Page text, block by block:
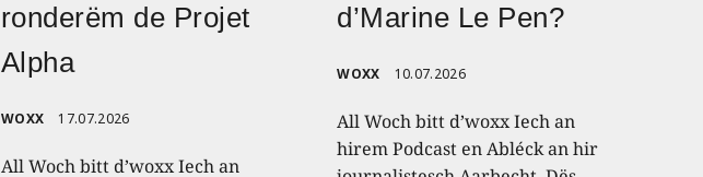
ronderëm de Projet
Alpha
WOXX 17.07.2026
All Woch bitt d’woxx Iech an
d’Marine Le Pen?
WOXX 10.07.2026
All Woch bitt d’woxx Iech an
hirem Podcast en Abléck an hir